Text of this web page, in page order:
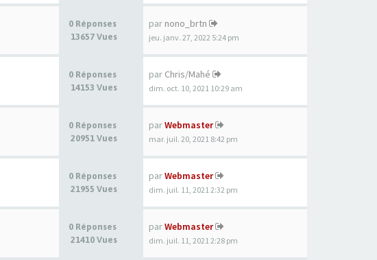
0 Réponses
13657 Vues
par nono_brtn
jeu. janv. 27, 2022 5:24 pm
0 Réponses
14153 Vues
par Chris/Mahé
dim. oct. 10, 2021 10:29 am
0 Réponses
20951 Vues
parWebmaster
mar. juil. 20, 2021 8:42 pm
0 Réponses
21955 Vues
parWebmaster
dim. juil. 11, 2021 2:32 pm
0 Réponses
21410 Vues
parWebmaster
dim. juil. 11, 2021 2:28 pm